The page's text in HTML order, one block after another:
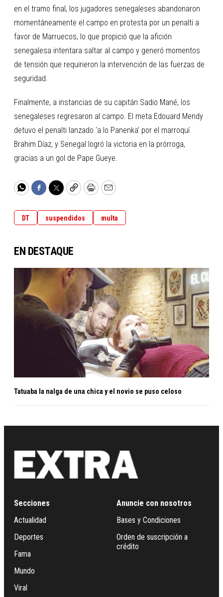
en el tramo final, los jugadores senegaleses abandonaron
momentáneamente el campo en protesta por un penalti a
favor de Marruecos, lo que propició que la afición
senegalesa intentara saltar al campo y generó momentos
de tensión que requirieron la intervención de las fuerzas de
seguridad.
Finalmente, a instancias de su capitán Sadio Mané, los
senegaleses regresaron al campo. El meta Edouard Mendy
detuvo el penalti lanzado ‘a lo Panenka’ por el marroquí
Brahim Díaz, y Senegal logró la victoria en la prórroga,
gracias a un gol de Pape Gueye.
WhatsApp
Facebook
TwitterCopyPrintEmail
DT suspendidos multa
EN DESTAQUE
Tatuaba la nalga de una chica y el novio se puso celoso
Secciones
Actualidad
Deportes
Fama
Mundo
Viral
Anuncie con nosotros
Bases y Condiciones
Orden de suscripción a
crédito